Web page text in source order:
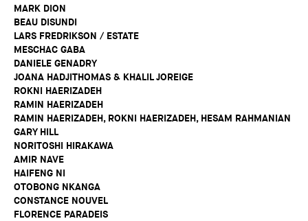
MARK DION
BEAU DISUNDI
LARS FREDRIKSON / ESTATE
MESCHAC GABA
DANIELE GENADRY
JOANA HADJITHOMAS & KHALIL JOREIGE
ROKNI HAERIZADEH
RAMIN HAERIZADEH
RAMIN HAERIZADEH, ROKNI HAERIZADEH, HESAM RAHMANIAN
GARY HILL
NORITOSHI HIRAKAWA
AMIR NAVE
HAIFENG NI
OTOBONG NKANGA
CONSTANCE NOUVEL
FLORENCE PARADEIS